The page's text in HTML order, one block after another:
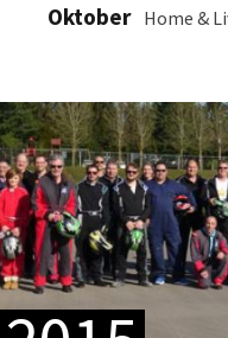
Oktober Home &